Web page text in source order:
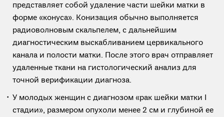
представляет собой удаление части шейки матки в
форме «конуса». Конизация обычно выполняется
радиоволновым скальпелем, с дальнейшим
диагностическим выскабливанием цервикального
канала и полости матки. После этого врач отправляет
удаленные ткани на гистологический анализ для
точной верификации диагноза.
У молодых женщин с диагнозом «рак шейки матки I
стадии», размером опухоли менее 2 см и глубиной ее